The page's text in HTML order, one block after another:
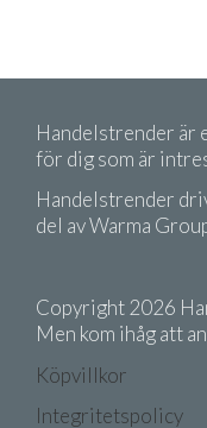
Handelstrender är
för dig som är
Handelstrender
del av Warma
Copyright 2026
Men kom ihåg att
Köpvillkor
Integritetspolicy